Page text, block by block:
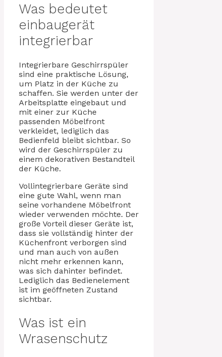
Was bedeutet
einbaugerät
integrierbar
Integrierbare Geschirrspüler
sind eine praktische Lösung,
um Platz in der Küche zu
schaffen. Sie werden unter der
Arbeitsplatte eingebaut und
mit einer zur Küche
passenden Möbelfront
verkleidet, lediglich das
Bedienfeld bleibt sichtbar. So
wird der Geschirrspüler zu
einem dekorativen Bestandteil
der Küche.
Vollintegrierbare Geräte sind
eine gute Wahl, wenn man
seine vorhandene Möbelfront
wieder verwenden möchte. Der
große Vorteil dieser Geräte ist,
dass sie vollständig hinter der
Küchenfront verborgen sind
und man auch von außen
nicht mehr erkennen kann,
was sich dahinter befindet.
Lediglich das Bedienelement
ist im geöffneten Zustand
sichtbar.
Was ist ein
Wrasenschutz